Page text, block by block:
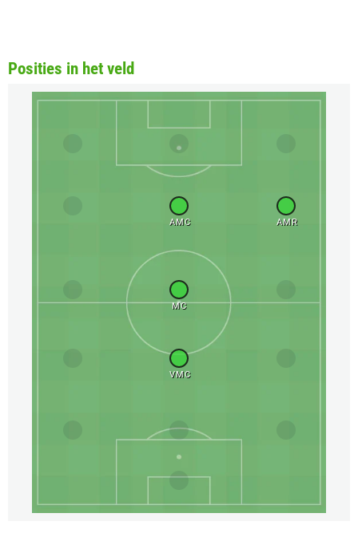
Posities in het veld
AMC AMR
MC
VMC